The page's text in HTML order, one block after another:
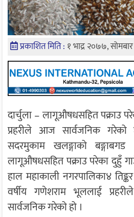
प्रकाशित मिति : १ भाद्र २०७७,
दार्चुला – लागूऔषधसहित पक्राउ
प्रहरीले आज सार्वजनिक
सदरमुकाम खलङ्गाको बङ्गाबगड
लागूऔषधसहित पक्राउ परेका दुहुँ
हाल महाकाली नगरपालिका­४
वर्षीय गणेशराम भूललाई
सार्वजनिक गरेको हो ।